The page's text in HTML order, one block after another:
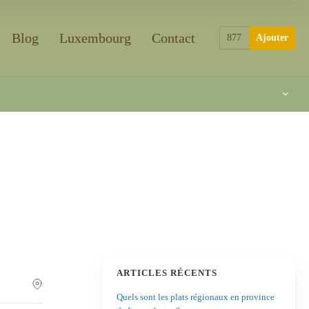
Blog Luxembourg Contact 877 Ajouter
ARTICLES RÉCENTS
Quels sont les plats régionaux en province